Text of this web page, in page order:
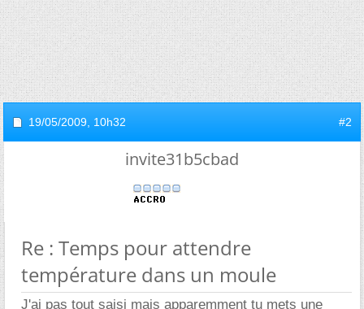
19/05/2009, 10h32 #2
invite31b5cbad
Re : Temps pour attendre
température dans un moule
J'ai pas tout saisi mais apparemment tu mets une